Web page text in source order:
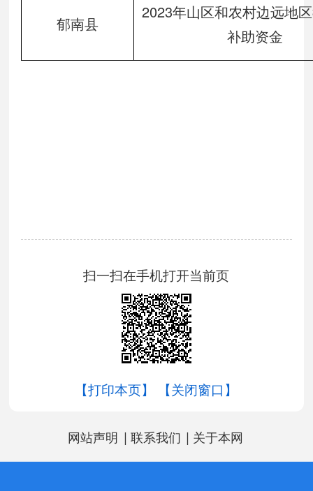
郁南县
2023年山区和农村边远地
补助资金
扫一扫在手机打开当前页
【打印本页】 【关闭窗口】
网站声明 | 联系我们 | 关于本网